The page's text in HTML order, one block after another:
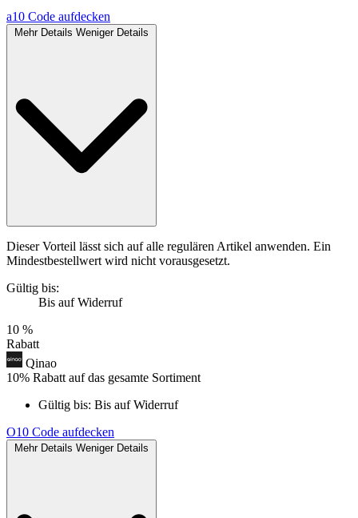
a10 Code aufdecken
Mehr Details Weniger Details
Dieser Vorteil lässt sich auf alle regulären Artikel anwenden. Ein
Mindestbestellwert wird nicht vorausgesetzt.
Gültig bis:
Bis auf Widerruf
10 %
Rabatt
Qinao
10% Rabatt auf das gesamte Sortiment
Gültig bis: Bis auf Widerruf
O10 Code aufdecken
Mehr Details Weniger Details